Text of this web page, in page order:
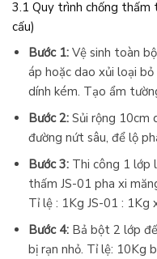
3.1 Quy trình chống thấm
cấu)
Bước 1:Vệ sinh toàn
áp hoặc dao xủi loại
dính kém. Tạo ẩm
Bước 2:Sủi rộng 10cm
đường nứt sâu, để lộ
Bước 3:Thi công 1 lớp
thấm JS-01 pha xi
Tỉ lệ : 1Kg JS-01 : 1Kg
Bước 4:Bả bột 2 lớp
bị rạn nhỏ. Tỉ lệ: 10Kg